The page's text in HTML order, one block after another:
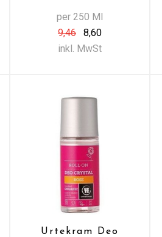
per 250 Ml
9,46
8,60
inkl. MwSt
Urtekram Deo